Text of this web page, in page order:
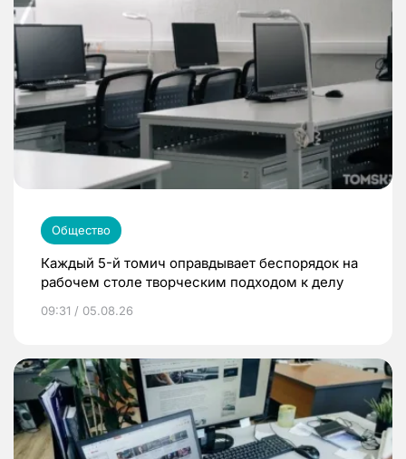
Общество
Каждый 5-й томич оправдывает беспорядок на
рабочем столе творческим подходом к делу
09:31 / 05.08.26